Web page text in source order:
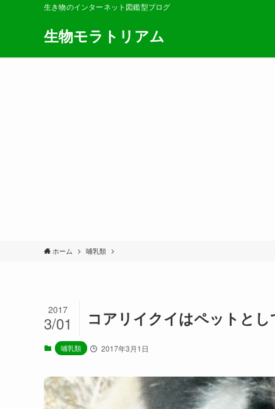
生き物のインターネット図鑑型ブログ
生物モラトリアム
ホーム 哺乳類
コアリイクイはペットと
2017
3/01
哺乳類 2017年3月1日